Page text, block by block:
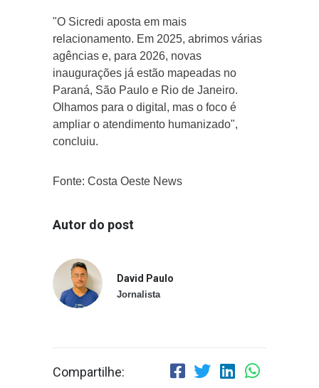
"O Sicredi aposta em mais
relacionamento. Em 2025, abrimos várias
agências e, para 2026, novas
inaugurações já estão mapeadas no
Paraná, São Paulo e Rio de Janeiro.
Olhamos para o digital, mas o foco é
ampliar o atendimento humanizado",
concluiu.
Fonte: Costa Oeste News
Autor do post
David Paulo
Jornalista
Compartilhe: